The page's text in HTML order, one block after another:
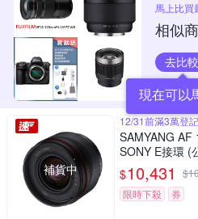
馬上比買
相似
去比較
現在可以
補貨中
12/31前滿3萬登
SAMYANG
SONY E接環 (
$10,431 $
限時下殺
券